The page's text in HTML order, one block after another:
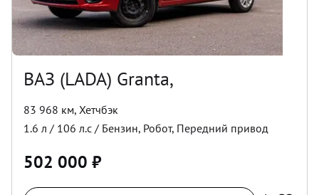
ВАЗ (LADA) Granta,
83 968 км, Хетчбэк
1.6 л / 106 л.с / Бензин, Робот, Передний привод
502 000 ₽